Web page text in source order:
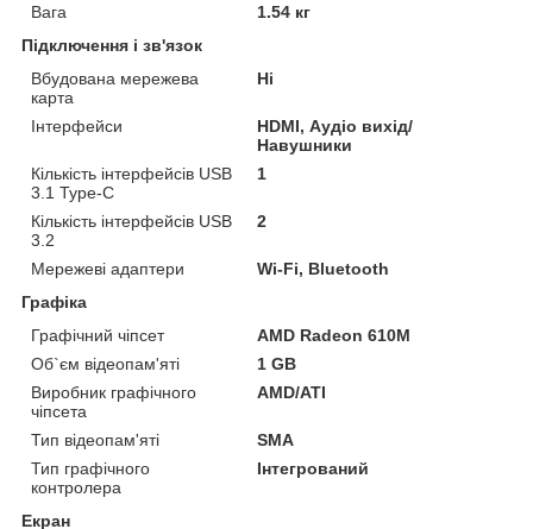
Вага
1.54 кг
Підключення і зв'язок
Вбудована мережева
карта
Ні
Інтерфейси
HDMI, Аудіо вихід/
Навушники
Кількість інтерфейсів USB
3.1 Type-C
1
Кількість інтерфейсів USB
3.2
2
Мережеві адаптери
Wi-Fi, Bluetooth
Графіка
Графічний чіпсет
AMD Radeon 610M
Об`єм відеопам'яті
1 GB
Виробник графічного
чіпсета
AMD/ATI
Тип відеопам'яті
SMA
Тип графічного
контролера
Інтегрований
Екран